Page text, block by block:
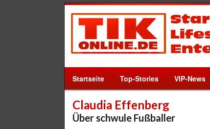
Startseite Top-Stories VIP-News
Claudia Effenberg
Über schwule Fußballer